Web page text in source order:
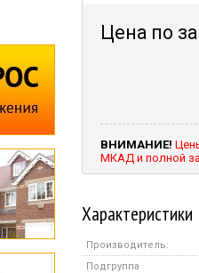
Цена по
ВНИМАНИЕ!
МКАД и полной
Характеристики
Производитель:
Подгруппа